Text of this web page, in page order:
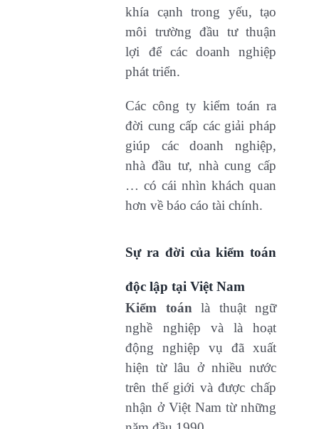
khía cạnh trong yếu, tạo
môi trường đầu tư thuận
lợi để các doanh nghiệp
phát triển.
Các công ty kiểm toán ra
đời cung cấp các giải pháp
giúp các doanh nghiệp,
nhà đầu tư, nhà cung cấp
… có cái nhìn khách quan
hơn về báo cáo tài chính.
Sự ra đời của kiểm toán
độc lập tại Việt Nam
Kiểm toán là thuật ngữ
nghề nghiệp và là hoạt
động nghiệp vụ đã xuất
hiện từ lâu ở nhiều nước
trên thế giới và được chấp
nhận ở Việt Nam từ những